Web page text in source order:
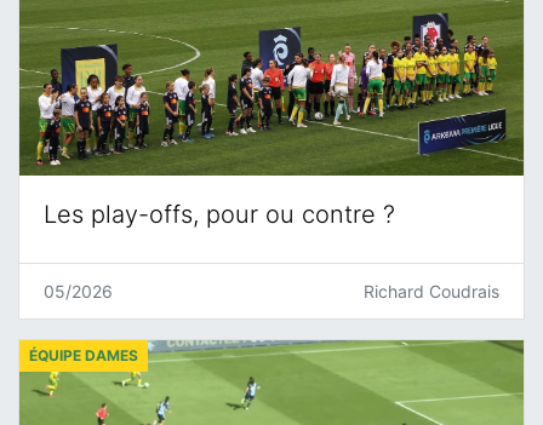
Les play-offs, pour ou contre ?
05/2026 Richard Coudrais
ÉQUIPE DAMES